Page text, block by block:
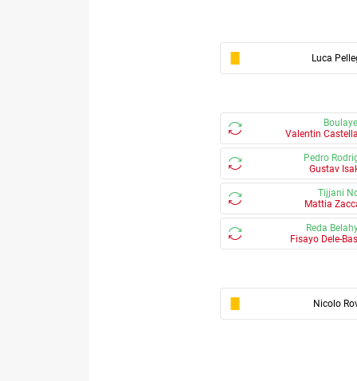
Luca
Valentin
Pedro
Gustav
Tijjani
Mattia
Reda
Fisayo Dele-
Nicolo